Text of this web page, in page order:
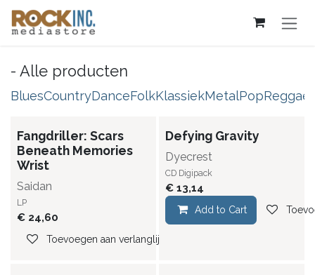
Overslaan naar inhoud
- Alle producten
BluesCountryDanceFolkKlassiekMetalPopReggae
Fangdriller: Scars
Beneath Memories
Wrist
Saidan
LP
€ 24,60
Toevoegen aan verlanglijst
Defying Gravity
Dyecrest
CD Digipack
€ 13,14
Add to Cart